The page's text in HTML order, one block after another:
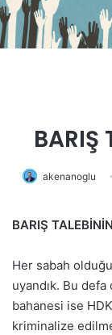
BARIŞ
akenanoglu
BARIŞ
Her sabah
uyandık. Bu defa
bahanesi ise HDK
kriminalize